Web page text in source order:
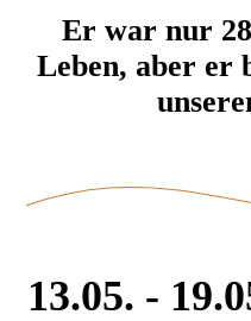
Er war nur
Leben, aber er
13.05. -